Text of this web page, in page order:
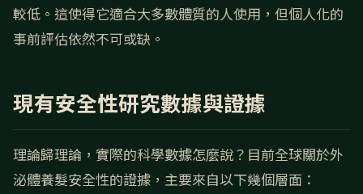
較低。這使得它適合大多數體質的人使用，但個人化的
事前評估依然不可或缺。
現有安全性研究數據與證據
理論歸理論，實際的科學數據怎麼說？目前全球關於外
泌體養髮安全性的證據，主要來自以下幾個層面：